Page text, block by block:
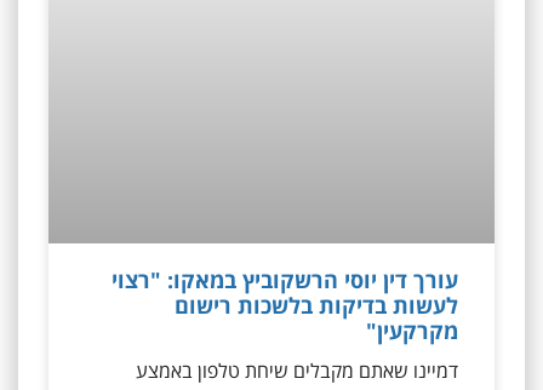
עורך דין יוסי הרשקוביץ במאקו: "רצוי
לעשות בדיקות בלשכות רישום
מקרקעין"
דמיינו שאתם מקבלים שיחת טלפון באמצע